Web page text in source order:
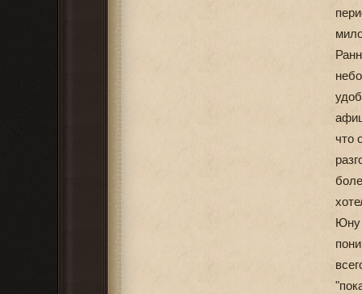
что
Юну